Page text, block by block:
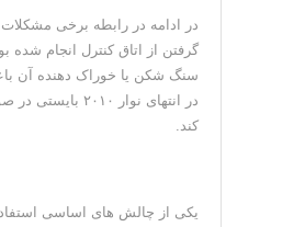
در ادامه در رابطه برخی
گرفتن از اتاق کنترل انجام
سنگ شکن یا خوراک دهنده آن
در انتهای
کند.
یکی از چالش های اساسی